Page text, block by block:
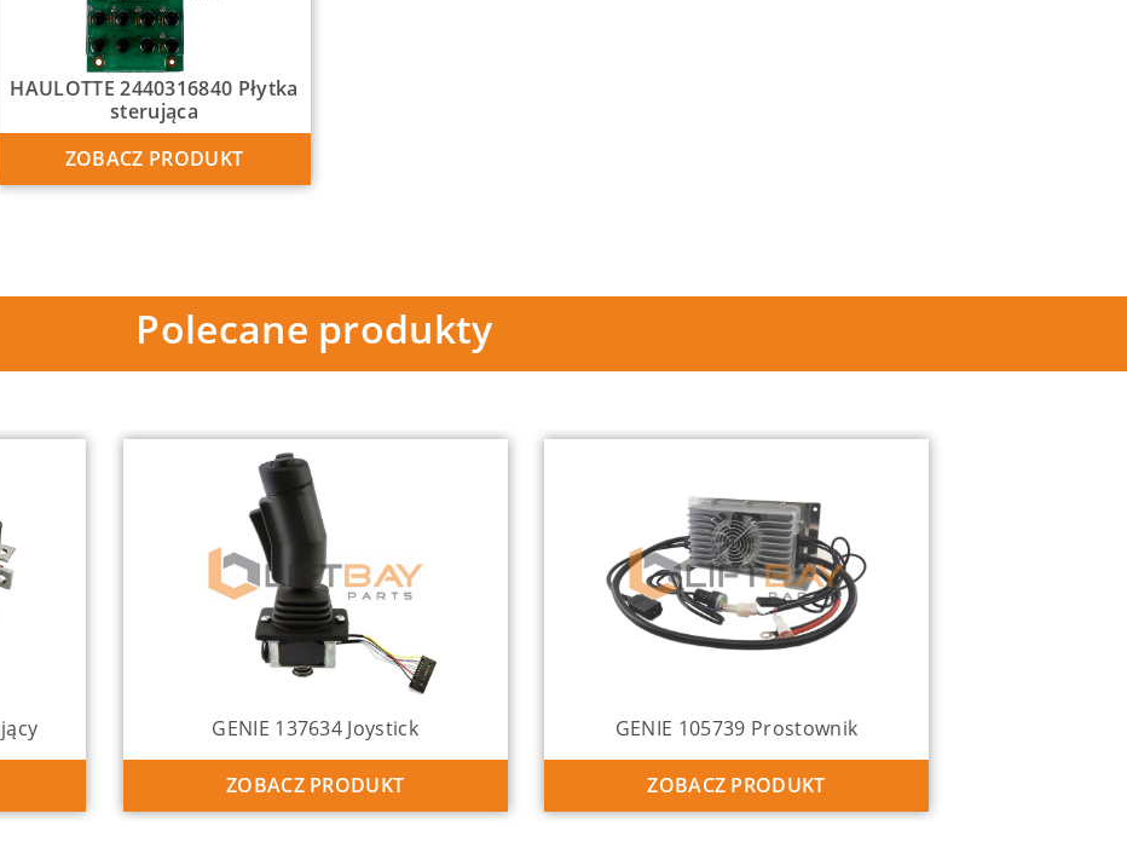
HAULOTTE 2440316840 Płytka
sterująca
ZOBACZ PRODUKT
Polecane produkty
GENIE 137634 Joystick
ZOBACZ PRODUKT
GENIE 105739 Prostownik
ZOBACZ PRODUKT